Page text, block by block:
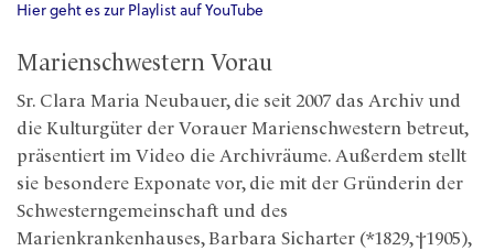
Hier geht es zur Playlist auf YouTube
Marienschwestern Vorau
Sr. Clara Maria Neubauer, die seit 2007 das Archiv und
die Kulturgüter der Vorauer Marienschwestern betreut,
präsentiert im Video die Archivräume. Außerdem stellt
sie besondere Exponate vor, die mit der Gründerin der
Schwesterngemeinschaft und des
Marienkrankenhauses, Barbara Sicharter (*1829, †1905),